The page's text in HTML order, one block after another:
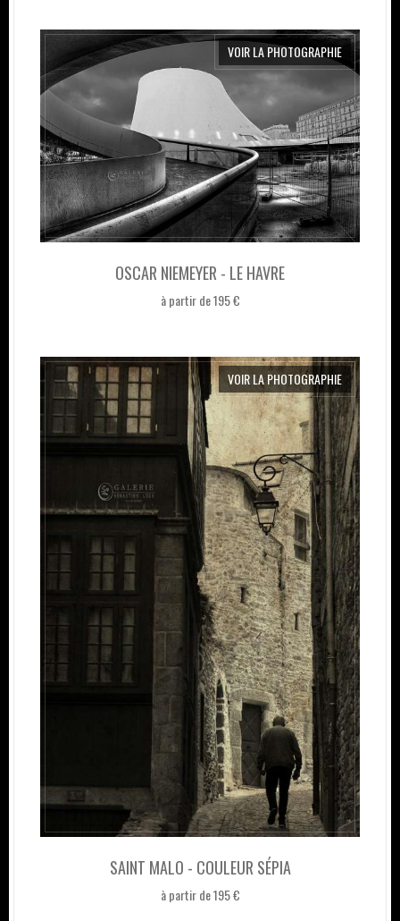
OSCAR NIEMEYER - LE HAVRE
à partir de 195 €
VOIR LA PHOTOGRAPHIE
SAINT MALO - COULEUR SÉPIA
à partir de 195 €
VOIR LA PHOTOGRAPHIE